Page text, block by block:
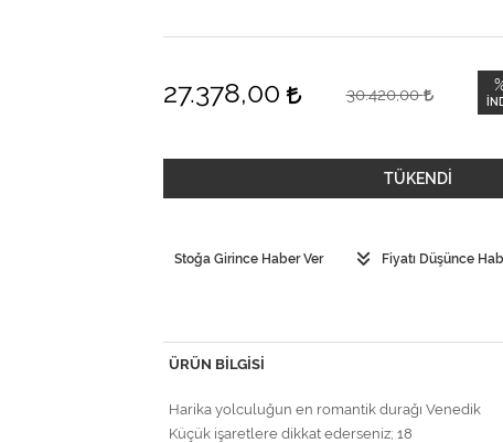
27.378,00 30.420,00
TÜKENDİ
Stoğa Girince Haber Ver Fiyatı Düşünce
ÜRÜN BILGISI
Harika yolculuğun en romantik durağı Venedik
Küçük işaretlere dikkat ederseniz; 18